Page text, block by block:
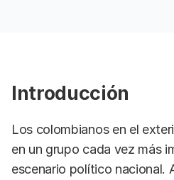
Introducción
Los colombianos en el
en un grupo cada vez más
escenario político nacional.